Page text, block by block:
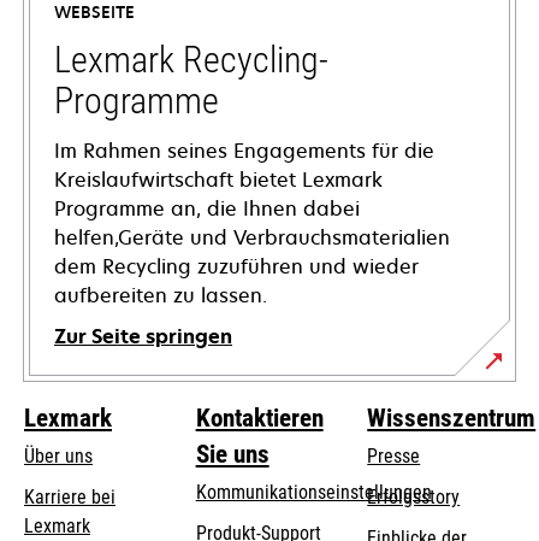
neuen
Registerkarte
geöffnet
WEBSEITE
Lexmark Recycling-
Programme
Im Rahmen seines Engagements für die
Kreislaufwirtschaft bietet Lexmark
Programme an, die Ihnen dabei
helfen,Geräte und Verbrauchsmaterialien
dem Recycling zuzuführen und wieder
aufbereiten zu lassen.
Zur Seite springen
Lexmark
Über uns
Karriere bei
Lexmark
Kontaktieren
Sie uns
Kommunikationseinstellungen
wird
Produkt-Supportwird
Wissenszentrum
Presse
Erfolgsstory